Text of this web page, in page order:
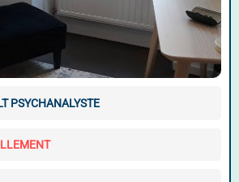
PSYCHANALYSTE